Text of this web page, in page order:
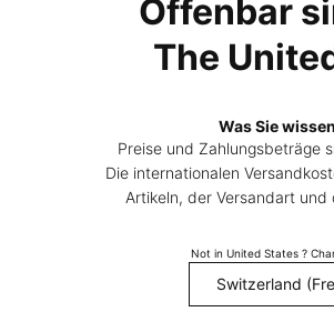
AUCH
Offenbar
The
Was Sie
Preise und Zahlungsbeträge
Die internationalen
Artikeln, der Versandart und
Not in United States ?